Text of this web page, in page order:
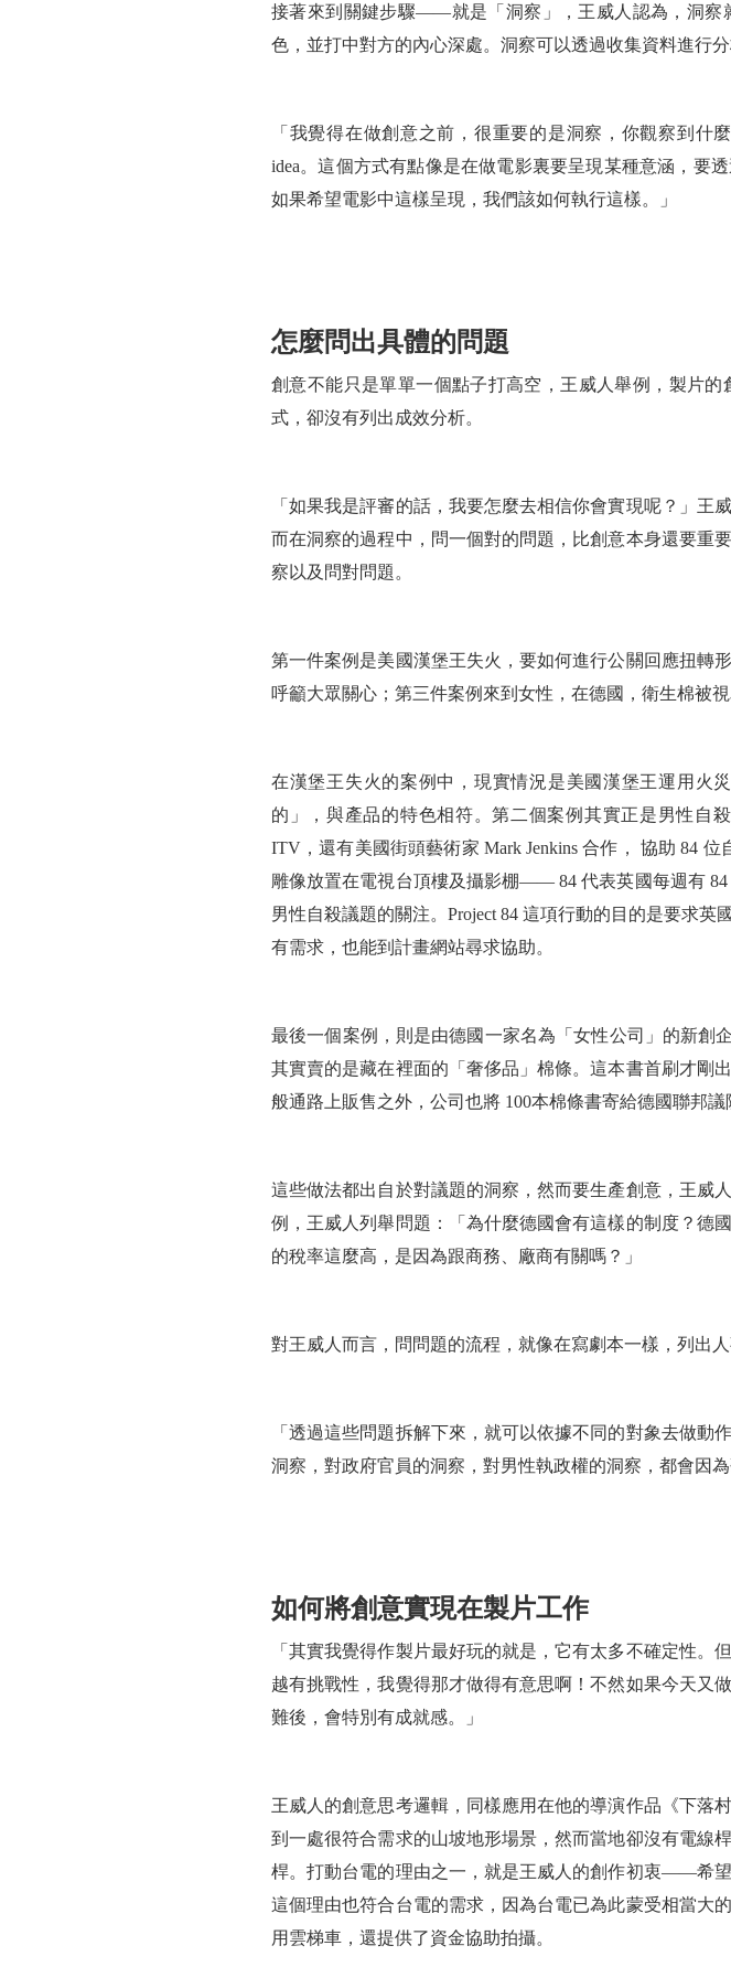
接著來到關鍵步驟——就是「洞察」，王威人認為，洞察
色，並打中對方的內心深處。洞察可以透過收集資料進行
「我覺得在做創意之前，很重要的是洞察，你觀察到什
idea。這個方式有點像是在做電影裏要呈現某種意涵，要
如果希望電影中這樣呈現，我們該如何執行這樣。」
怎麼問出具體的問題
創意不能只是單單一個點子打高空，王威人舉例，製片
式，卻沒有列出成效分析。
「如果我是評審的話，我要怎麼去相信你會實現呢？」王
而在洞察的過程中，問一個對的問題，比創意本身還要重
察以及問對問題。
第一件案例是美國漢堡王失火，要如何進行公關回應扭轉
呼籲大眾關心；第三件案例來到女性，在德國，衛生棉被
在漢堡王失火的案例中，現實情況是美國漢堡王運用火
的」，與產品的特色相符。第二個案例其實正是男性自
ITV，還有美國街頭藝術家 Mark Jenkins 合作， 協助 84
雕像放置在電視台頂樓及攝影棚—— 84 代表英國每週有
男性自殺議題的關注。Project 84 這項行動的目的是要求
有需求，也能到計畫網站尋求協助。
最後一個案例，則是由德國一家名為「女性公司」的新創
其實賣的是藏在裡面的「奢侈品」棉條。這本書首刷才剛
般通路上販售之外，公司也將 100本棉條書寄給德國聯邦
這些做法都出自於對議題的洞察，然而要生產創意，王威
例，王威人列舉問題：「為什麼德國會有這樣的制度？德
的稅率這麼高，是因為跟商務、廠商有關嗎？」
對王威人而言，問問題的流程，就像在寫劇本一樣，列出
「透過這些問題拆解下來，就可以依據不同的對象去做
洞察，對政府官員的洞察，對男性執政權的洞察，都會因
如何將創意實現在製片工作
「其實我覺得作製片最好玩的就是，它有太多不確定性
越有挑戰性，我覺得那才做得有意思啊！不然如果今天又
難後，會特別有成就感。」
王威人的創意思考邏輯，同樣應用在他的導演作品《下落
到一處很符合需求的山坡地形場景，然而當地卻沒有電線
桿。打動台電的理由之一，就是王威人的創作初衷——希
這個理由也符合台電的需求，因為台電已為此蒙受相當大
用雲梯車，還提供了資金協助拍攝。